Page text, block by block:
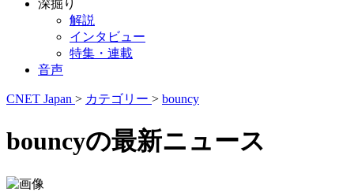
深掘り
解説
インタビュー
特集・連載
音声
CNET Japan > カテゴリー > bouncy
bouncyの最新ニュース